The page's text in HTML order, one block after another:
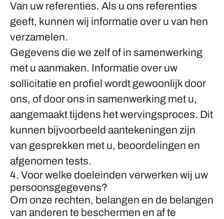
Van uw referenties. Als u ons referenties
geeft, kunnen wij informatie over u van hen
verzamelen.
Gegevens die we zelf of in samenwerking
met u aanmaken. Informatie over uw
sollicitatie en profiel wordt gewoonlijk door
ons, of door ons in samenwerking met u,
aangemaakt tijdens het wervingsproces. Dit
kunnen bijvoorbeeld aantekeningen zijn
van gesprekken met u, beoordelingen en
afgenomen tests.
4. Voor welke doeleinden verwerken wij uw
persoonsgegevens?
Om onze rechten, belangen en de belangen
van anderen te beschermen en af te